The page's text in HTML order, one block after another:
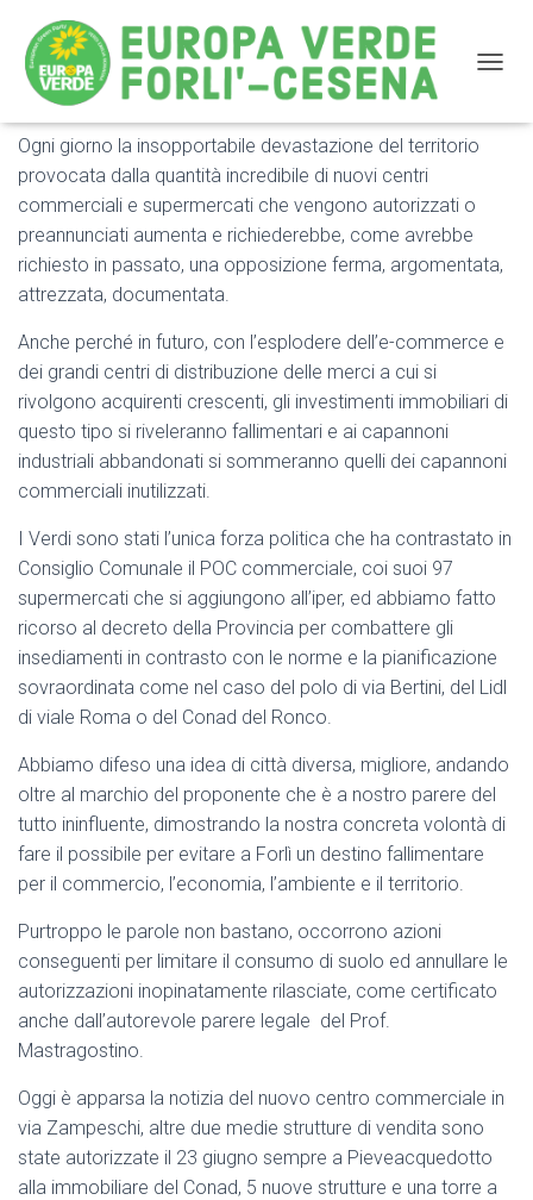
SUPERMERCATI E CENTRI COMMERCIALI :
FERMIAMO IL DILUVIO
Ogni giorno la insopportabile devastazione del territorio
provocata dalla quantità incredibile di nuovi centri
commerciali e supermercati che vengono autorizzati o
preannunciati aumenta e richiederebbe, come avrebbe
richiesto in passato, una opposizione ferma, argomentata,
attrezzata, documentata.
Anche perché in futuro, con l’esplodere dell’e-commerce e
dei grandi centri di distribuzione delle merci a cui si
rivolgono acquirenti crescenti, gli investimenti immobiliari di
questo tipo si riveleranno fallimentari e ai capannoni
industriali abbandonati si sommeranno quelli dei capannoni
commerciali inutilizzati.
I Verdi sono stati l’unica forza politica che ha contrastato in
Consiglio Comunale il POC commerciale, coi suoi 97
supermercati che si aggiungono all’iper, ed abbiamo fatto
ricorso al decreto della Provincia per combattere gli
insediamenti in contrasto con le norme e la pianificazione
sovraordinata come nel caso del polo di via Bertini, del Lidl
di viale Roma o del Conad del Ronco.
Abbiamo difeso una idea di città diversa, migliore, andando
oltre al marchio del proponente che è a nostro parere del
tutto ininfluente, dimostrando la nostra concreta volontà di
fare il possibile per evitare a Forlì un destino fallimentare
per il commercio, l’economia, l’ambiente e il territorio.
Purtroppo le parole non bastano, occorrono azioni
conseguenti per limitare il consumo di suolo ed annullare le
autorizzazioni inopinatamente rilasciate, come certificato
anche dall’autorevole parere legale del Prof.
Mastragostino.
Oggi è apparsa la notizia del nuovo centro commerciale in
via Zampeschi, altre due medie strutture di vendita sono
state autorizzate il 23 giugno sempre a Pieveacquedotto
alla immobiliare del Conad, 5 nuove strutture e una torre a